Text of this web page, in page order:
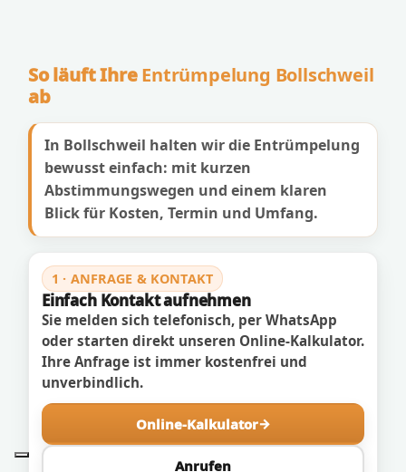
So läuft IhreEntrümpelung Bollschweil
ab
In Bollschweil halten wir die Entrümpelung
bewusst einfach: mit kurzen
Abstimmungswegen und einem klaren
Blick für Kosten, Termin und Umfang.
1 · ANFRAGE & KONTAKT
Einfach Kontakt aufnehmen
Sie melden sich telefonisch, per WhatsApp
oder starten direkt unseren Online-Kalkulator.
Ihre Anfrage ist immer kostenfrei und
unverbindlich.
Online-Kalkulator
Anrufen